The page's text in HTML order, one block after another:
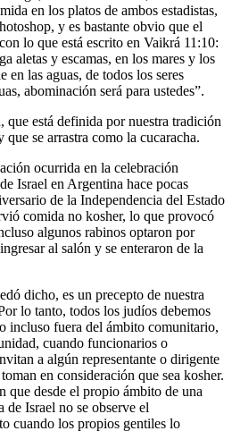
en los platos de ambos estadistas,
y es bastante obvio que el
lo que está escrito en Vaikrá 11:10:
aletas y escamas, en los mares y los
las aguas, de todos los seres
abominación será para ustedes”.
que está definida por nuestra tradición
se arrastra como la cucaracha.
ocurrida en la celebración
Israel en Argentina hace pocas
de la Independencia del Estado
comida no kosher, lo que provocó
algunos rabinos optaron por
al salón y se enteraron de la
dicho, es un precepto de nuestra
lo tanto, todos los judíos debemos
incluso fuera del ámbito comunitario,
cuando funcionarios o
a algún representante o dirigente
en consideración que sea kosher.
que desde el propio ámbito de una
de Israel no se observe el
cuando los propios gentiles lo